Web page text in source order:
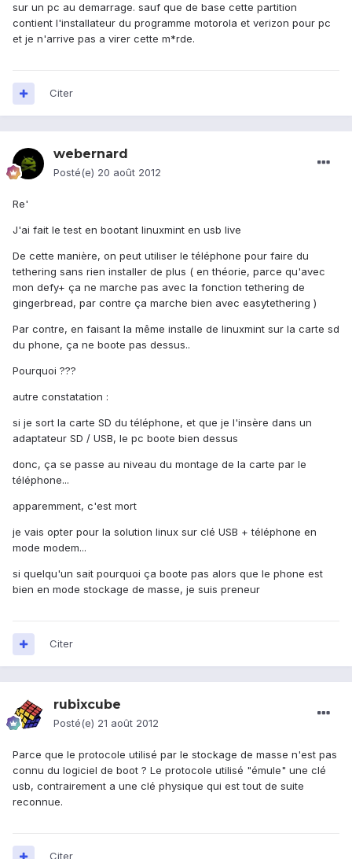
sur un pc au demarrage. sauf que de base cette partition
contient l'installateur du programme motorola et verizon pour pc
et je n'arrive pas a virer cette m*rde.
Citer
webernard
Posté(e) 20 août 2012
Re'
J'ai fait le test en bootant linuxmint en usb live
De cette manière, on peut utiliser le téléphone pour faire du
tethering sans rien installer de plus ( en théorie, parce qu'avec
mon defy+ ça ne marche pas avec la fonction tethering de
gingerbread, par contre ça marche bien avec easytethering )
Par contre, en faisant la même installe de linuxmint sur la carte sd
du phone, ça ne boote pas dessus..
Pourquoi ???
autre constatation :
si je sort la carte SD du téléphone, et que je l'insère dans un
adaptateur SD / USB, le pc boote bien dessus
donc, ça se passe au niveau du montage de la carte par le
téléphone...
apparemment, c'est mort
je vais opter pour la solution linux sur clé USB + téléphone en
mode modem...
si quelqu'un sait pourquoi ça boote pas alors que le phone est
bien en mode stockage de masse, je suis preneur
Citer
rubixcube
Posté(e) 21 août 2012
Parce que le protocole utilisé par le stockage de masse n'est pas
connu du logiciel de boot ? Le protocole utilisé "émule" une clé
usb, contrairement a une clé physique qui est tout de suite
reconnue.
Citer